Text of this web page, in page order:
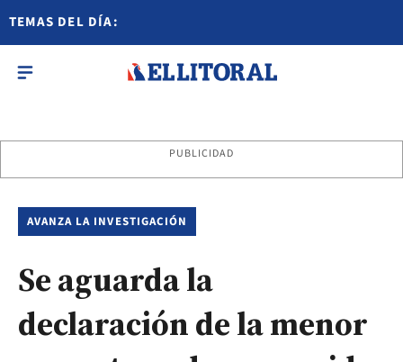
TEMAS DEL DÍA:
PUBLICIDAD
AVANZA LA INVESTIGACIÓN
Se aguarda la
declaración de la menor